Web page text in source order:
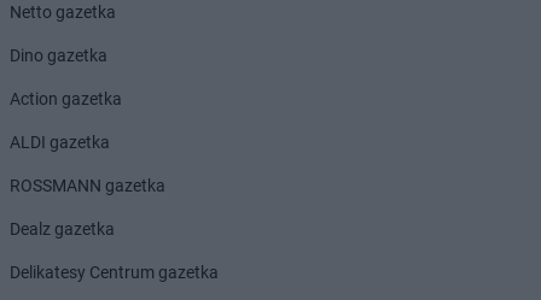
Netto gazetka
Dino gazetka
Action gazetka
ALDI gazetka
ROSSMANN gazetka
Dealz gazetka
Delikatesy Centrum gazetka